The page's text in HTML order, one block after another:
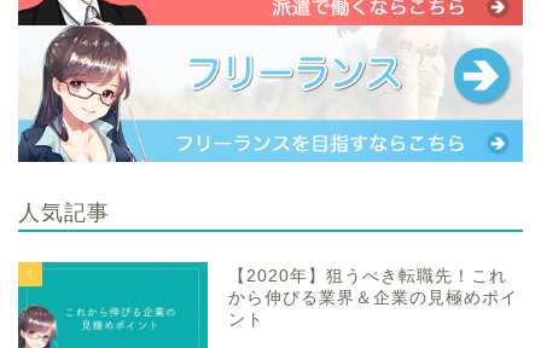
人気記事
1
【2020年】狙うべき転職先！これ
から伸びる業界＆企業の見極めポイ
ント